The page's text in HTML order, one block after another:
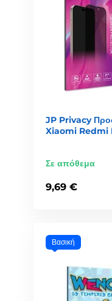
JP Privacy
Xiaomi Redmi
Σε απόθεμα
9,69 €
Βασική